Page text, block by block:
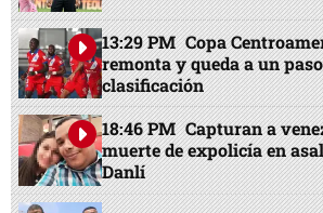
13:29 PM Copa
remonta y queda a un
clasificación
18:46 PM Capturan a
muerte de expolicía en
Danlí